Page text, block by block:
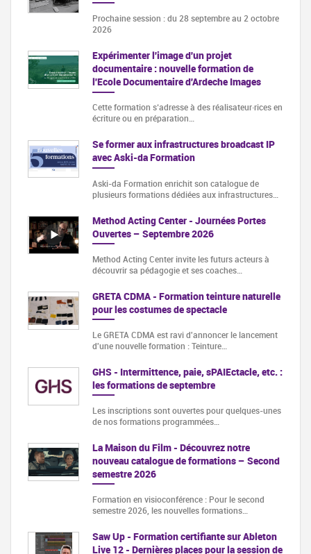
Prochaine session : du 28 septembre au 2 octobre
2026
Expérimenter l'image d'un projet
documentaire : nouvelle formation de
l'Ecole Documentaire d'Ardeche Images
Cette formation s‘adresse à des réalisateur·rices en
écriture ou en préparation…
Se former aux infrastructures broadcast IP
avec Aski-da Formation
Aski-da Formation enrichit son catalogue de
plusieurs formations dédiées aux infrastructures…
Method Acting Center - Journées Portes
Ouvertes – Septembre 2026
Method Acting Center invite les futurs acteurs à
découvrir sa pédagogie et ses coaches…
GRETA CDMA - Formation teinture naturelle
pour les costumes de spectacle
Le GRETA CDMA est ravi d'annoncer le lancement
d'une nouvelle formation : Teinture…
GHS - Intermittence, paie, sPAIEctacle, etc. :
les formations de septembre
Les inscriptions sont ouvertes pour quelques-unes
de nos formations programmées…
La Maison du Film - Découvrez notre
nouveau catalogue de formations – Second
semestre 2026
Formation en visioconférence : Pour le second
semestre 2026, les nouvelles formations…
Saw Up - Formation certifiante sur Ableton
Live 12 - Dernières places pour la session de